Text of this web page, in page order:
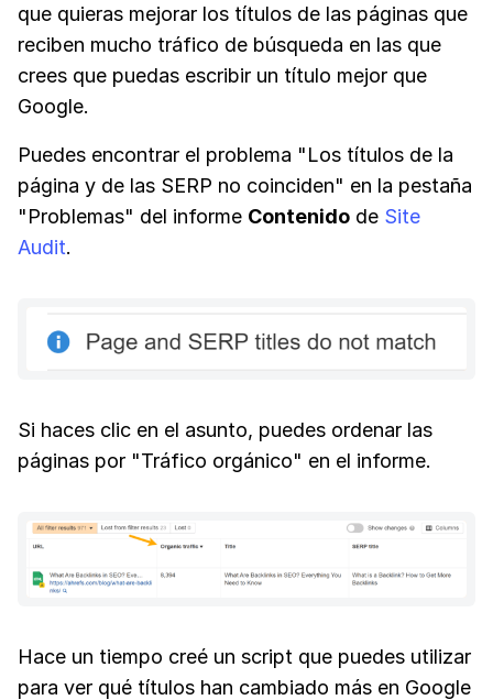
que quieras mejorar los títulos de las páginas que
reciben mucho tráfico de búsqueda en las que
crees que puedas escribir un título mejor que
Google.
Puedes encontrar el problema "Los títulos de la
página y de las SERP no coinciden" en la pestaña
"Problemas" del informe Contenido de Site
Audit.
Si haces clic en el asunto, puedes ordenar las
páginas por "Tráfico orgánico" en el informe.
Hace un tiempo creé un script que puedes utilizar
para ver qué títulos han cambiado más en Google